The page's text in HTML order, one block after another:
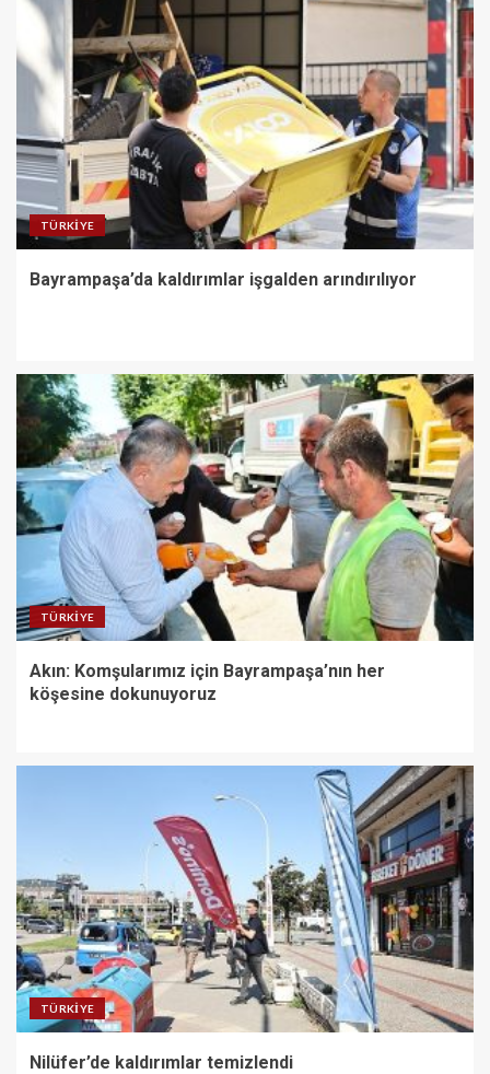
TÜRKIYE
Bayrampaşa’da kaldırımlar işgalden arındırılıyor
TÜRKIYE
Akın: Komşularımız için Bayrampaşa’nın her
köşesine dokunuyoruz
TÜRKIYE
Nilüfer’de kaldırımlar temizlendi